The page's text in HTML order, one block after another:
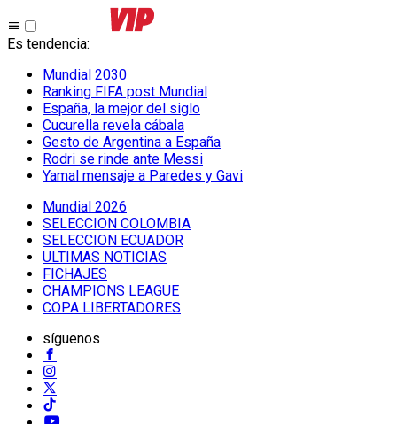
Es tendencia:
Mundial 2030
Ranking FIFA post Mundial
España, la mejor del siglo
Cucurella revela cábala
Gesto de Argentina a España
Rodri se rinde ante Messi
Yamal mensaje a Paredes y Gavi
Mundial 2026
SELECCION COLOMBIA
SELECCION ECUADOR
ULTIMAS NOTICIAS
FICHAJES
CHAMPIONS LEAGUE
COPA LIBERTADORES
síguenos